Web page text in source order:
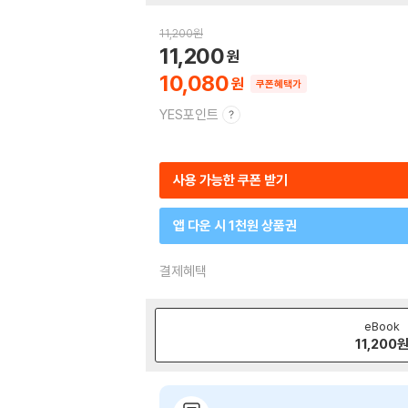
11,200원
10,080
11,200
쿠폰혜택가
YES포인트
사용 가능한 쿠폰 받기
앱 다운 시 1천원 상품권
결제혜택
eBook
11,200